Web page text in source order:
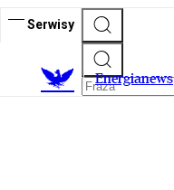
Serwisy
Energianews